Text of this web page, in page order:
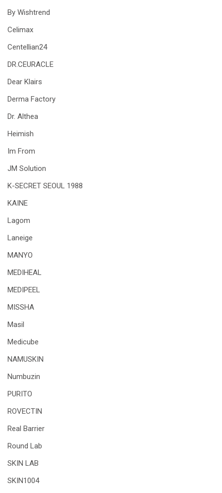
By Wishtrend
Celimax
Centellian24
DR.CEURACLE
Dear Klairs
Derma Factory
Dr. Althea
Heimish
Im From
JM Solution
K-SECRET SEOUL 1988
KAINE
Lagom
Laneige
MANYO
MEDIHEAL
MEDIPEEL
MISSHA
Masil
Medicube
NAMUSKIN
Numbuzin
PURITO
ROVECTIN
Real Barrier
Round Lab
SKIN LAB
SKIN1004